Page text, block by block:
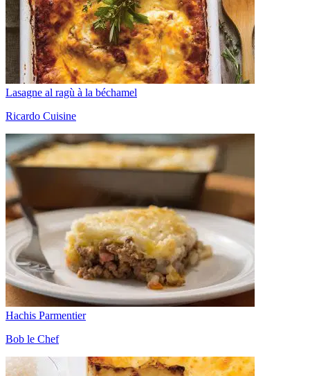
Lasagne al ragù à la béchamel
Ricardo Cuisine
Hachis Parmentier
Bob le Chef